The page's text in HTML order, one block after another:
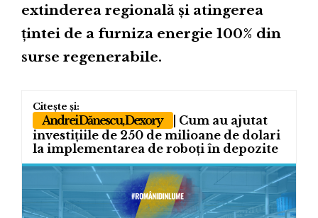
extinderea regională și atingerea
țintei de a furniza energie 100% din
surse regenerabile.
Andrei Dănescu, Dexory
| Cum au ajutat
investițiile de 250 de milioane de dolari
la implementarea de roboți în depozite